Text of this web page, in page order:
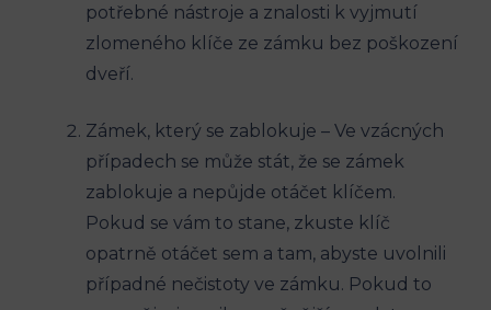
potřebné nástroje a znalosti k vyjmutí
zlomeného klíče ze zámku bez ⁣poškození
​dveří.
Zámek, ⁣který se zablokuje – Ve vzácných
případech se může stát, ⁢že se zámek⁣
zablokuje a nepůjde otáčet klíčem.⁤
Pokud​ se vám⁢ to stane, zkuste ‍klíč
opatrně ‌otáčet sem a tam,​ abyste ⁣uvolnili
‍případné nečistoty ve zámku. Pokud to